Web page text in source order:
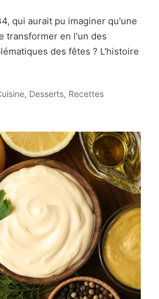
qui aurait pu imaginer qu'une
transformer en l'un des
des fêtes ? L'histoire
, Desserts, Recettes